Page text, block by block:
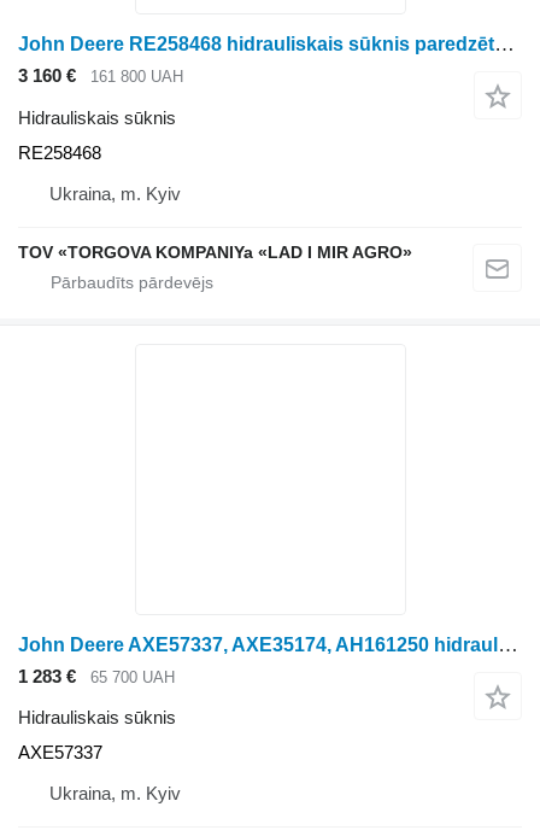
John Deere RE258468 hidrauliskais sūknis paredzēts riteņtraktora
3 160 € 161 800 UAH
Hidrauliskais sūknis
RE258468
Ukraina, m. Kyiv
TOV «TORGOVA KOMPANIYa «LAD I MIR AGRO»
John Deere AXE57337, AXE35174, AH161250 hidrauliskais sūknis paredzēts John Deere
1 283 € 65 700 UAH
Hidrauliskais sūknis
AXE57337
Ukraina, m. Kyiv